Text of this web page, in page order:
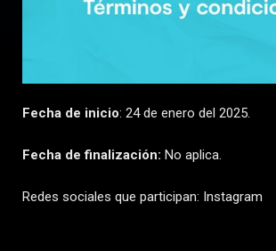
Fecha de inicio: 24 de enero del 2025.
Fecha de finalización: No aplica.
Redes sociales que participan: Instagram